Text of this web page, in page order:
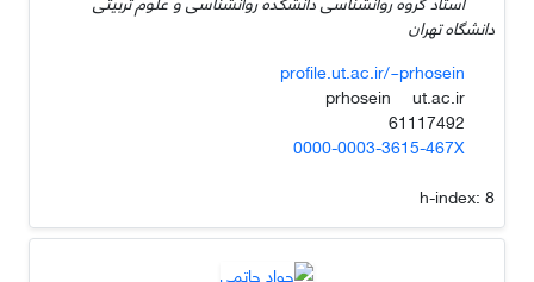
دانشگاه تهران
profile.ut.ac.ir/~prhosein
prhosein
ut.ac.ir
0000-0003-3615-467X
h-index: 8